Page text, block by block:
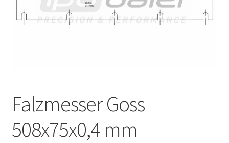
Falzmesser Goss
508x75x0,4 mm